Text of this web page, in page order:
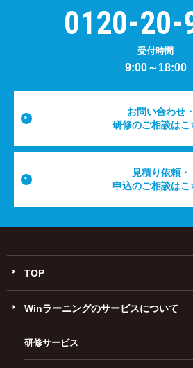
0120-20-
受付時間
9:00～18:00
お問い合わせ・
研修のご相談はこ
見積り依頼・
申込のご相談はこ
TOP
Winラーニングのサービスについて
研修サービス